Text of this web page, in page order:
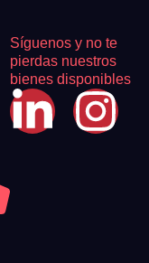
Síguenos y no te
pierdas nuestros
bienes disponibles